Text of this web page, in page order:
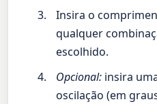
Insira o
qualquer
escolhido.
Opcional: insira
oscilação (em